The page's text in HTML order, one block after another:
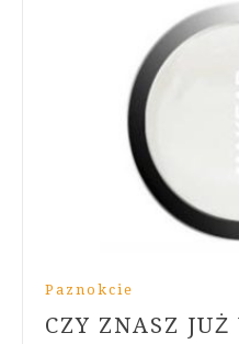
Paznokcie
CZY ZNASZ